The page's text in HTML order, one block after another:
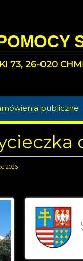
73, 26-020
publiczne
2026